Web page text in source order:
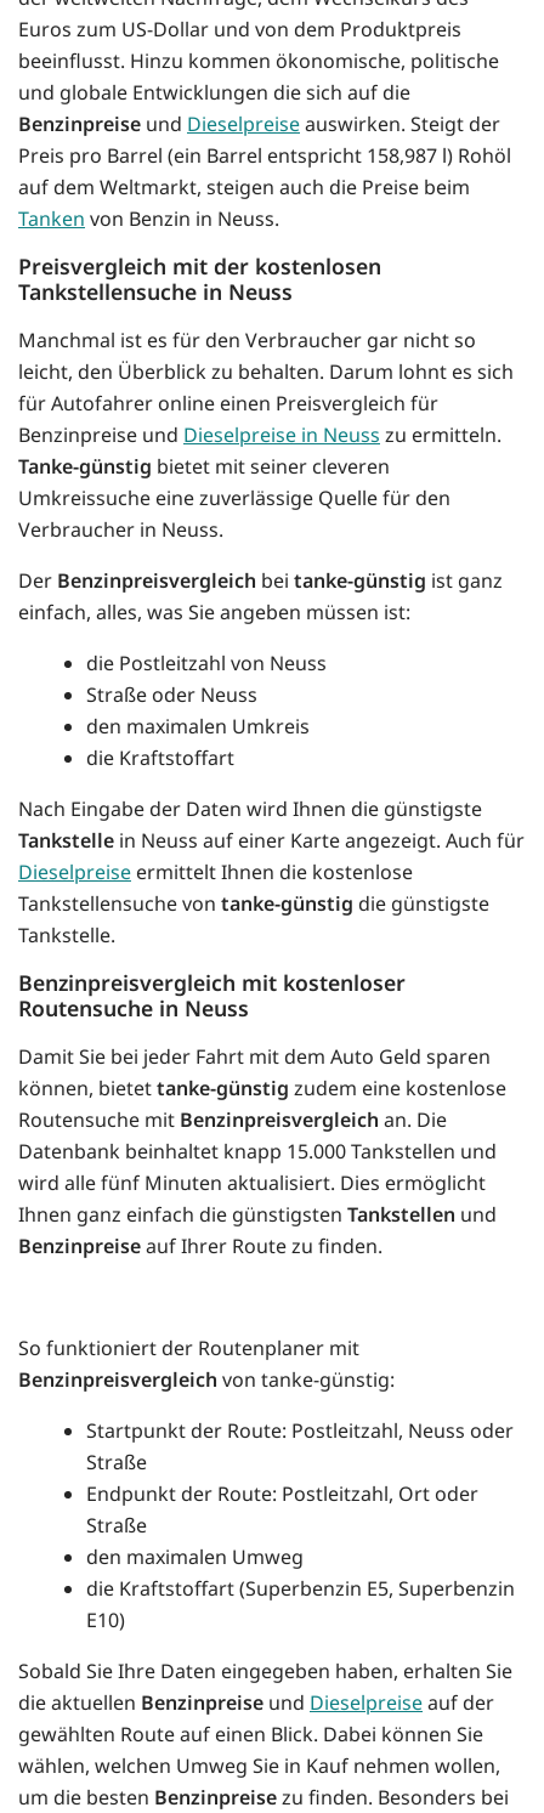
Euros zum US-Dollar und von dem Produktpreis
beeinflusst. Hinzu kommen ökonomische, politische
und globale Entwicklungen die sich auf die
Benzinpreise und Dieselpreiseauswirken. Steigt der
Preis pro Barrel (ein Barrel entspricht 158,987 l) Rohöl
auf dem Weltmarkt, steigen auch die Preise beim
Tanken von Benzin in Neuss.
Preisvergleich mit der kostenlosen
Tankstellensuche in Neuss
Manchmal ist es für den Verbraucher gar nicht so
leicht, den Überblick zu behalten. Darum lohnt es sich
für Autofahrer online einen Preisvergleich für
Benzinpreise und Dieselpreise in Neuss zu ermitteln.
Tanke-günstig bietet mit seiner cleveren
Umkreissuche eine zuverlässige Quelle für den
Verbraucher in Neuss.
Der Benzinpreisvergleich bei tanke-günstig ist ganz
einfach, alles, was Sie angeben müssen ist:
die Postleitzahl von Neuss
Straße oder Neuss
den maximalen Umkreis
die Kraftstoffart
Nach Eingabe der Daten wird Ihnen die günstigste
Tankstelle in Neuss auf einer Karte angezeigt. Auch für
Dieselpreise ermittelt Ihnen die kostenlose
Tankstellensuche von tanke-günstig die günstigste
Tankstelle.
Benzinpreisvergleich mit kostenloser
Routensuche in Neuss
Damit Sie bei jeder Fahrt mit dem Auto Geld sparen
können, bietettanke-günstig zudem eine kostenlose
Routensuche mit Benzinpreisvergleich an. Die
Datenbank beinhaltet knapp 15.000 Tankstellen und
wird alle fünf Minuten aktualisiert. Dies ermöglicht
Ihnen ganz einfach die günstigsten Tankstellen und
Benzinpreiseauf Ihrer Route zu finden.
So funktioniert der Routenplaner mit
Benzinpreisvergleich von tanke-günstig:
Startpunkt der Route: Postleitzahl, Neuss oder
Straße
Endpunkt der Route: Postleitzahl, Ort oder
Straße
den maximalen Umweg
die Kraftstoffart (Superbenzin E5, Superbenzin
E10)
Sobald Sie Ihre Daten eingegeben haben, erhalten Sie
die aktuellen Benzinpreise und Dieselpreiseauf der
gewählten Route auf einen Blick. Dabei können Sie
wählen, welchen Umweg Sie in Kauf nehmen wollen,
um die besten Benzinpreisezu finden. Besonders bei